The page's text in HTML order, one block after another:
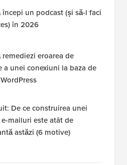
începi un podcast (și să-l faci
în 2026
remediezi eroarea de
a unei conexiuni la baza de
De ce construirea unei
mailuri este atât de
astăzi (6 motive)